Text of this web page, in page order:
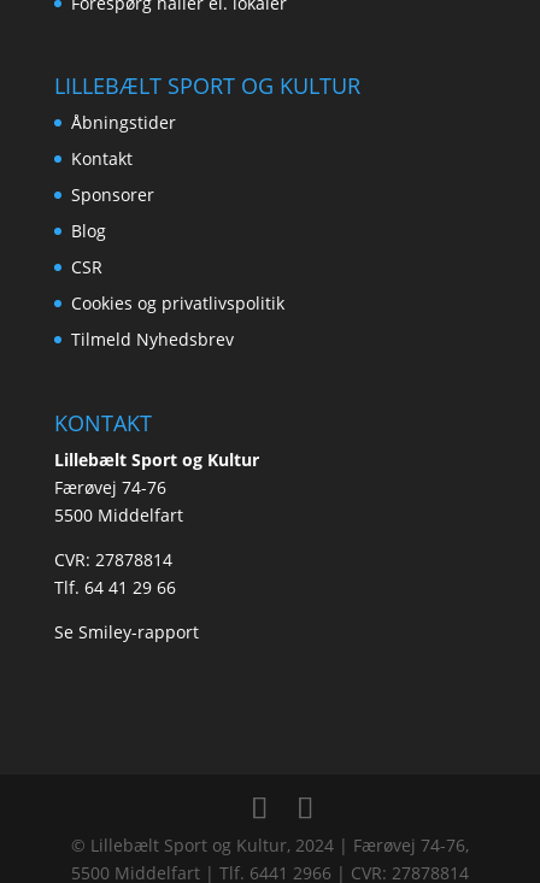
LILLEBÆLT SPORT OG KULTUR
Åbningstider
Kontakt
Sponsorer
Blog
CSR
Cookies og privatlivspolitik
Tilmeld Nyhedsbrev
KONTAKT
Lillebælt Sport og Kultur
Færøvej 74-76
​5500 Middelfart
​CVR: 27878814
Tlf. 64 41 29 66
Se Smiley-rapport
© Lillebælt Sport og Kultur, 2024 | Færøvej 74-76,
5500 Middelfart | Tlf. 6441 2966 | CVR: 27878814